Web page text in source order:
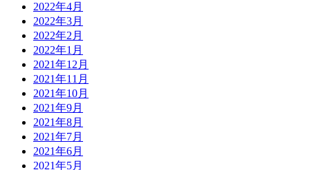
2022年4月
2022年3月
2022年2月
2022年1月
2021年12月
2021年11月
2021年10月
2021年9月
2021年8月
2021年7月
2021年6月
2021年5月